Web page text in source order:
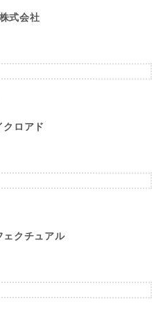
式会社
ロアド
クチュアル